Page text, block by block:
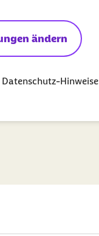
ändern
Datenschutz-Hinweise
A-Z